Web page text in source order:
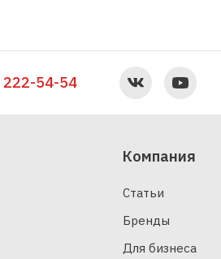
222-54-54
Компания
Статьи
Бренды
Для бизнеса